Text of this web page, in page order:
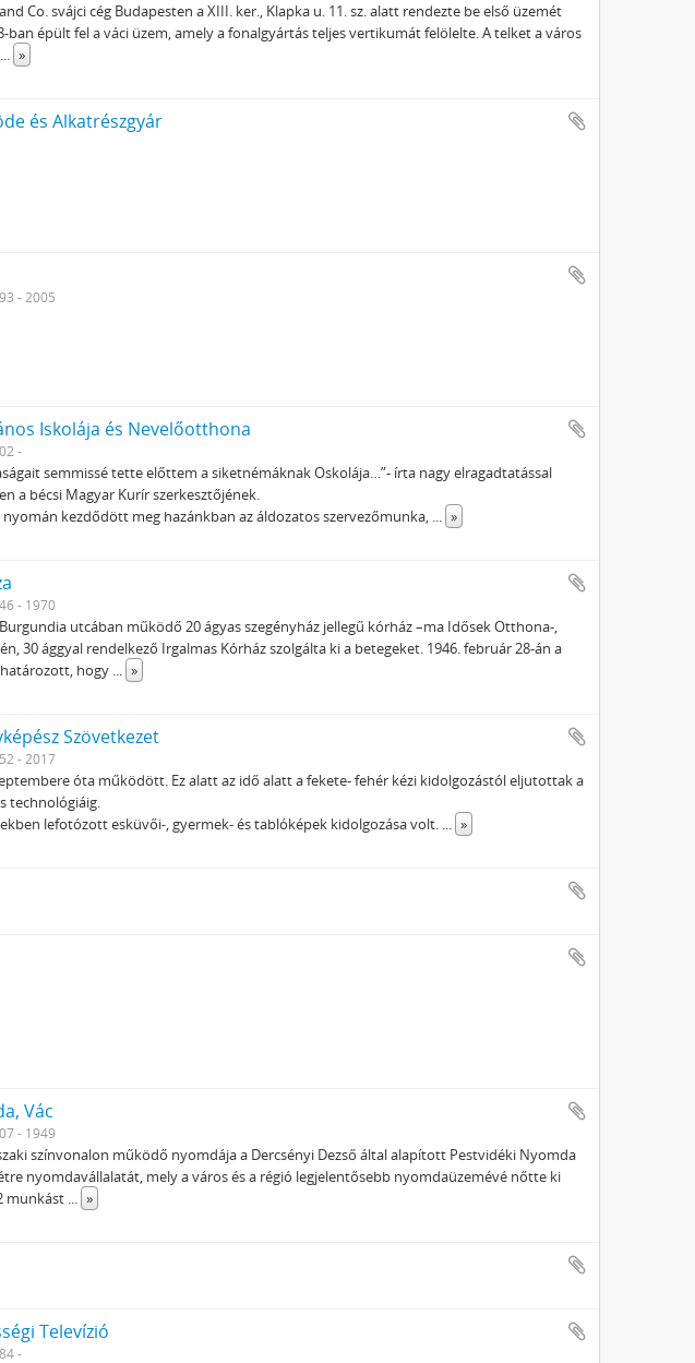
Co. svájci cég Budapesten a XIII. ker., Klapka u. 11. sz. alatt rendezte be első üzemét
ban épült fel a váci üzem, amely a fonalgyártás teljes vertikumát felölelte. A telket a város
... »
és Alkatrészgyár
- 2005
Iskolája és Nevelőotthona
-
semmissé tette előttem a siketnémáknak Oskolája…”- írta nagy elragadtatással
a bécsi Magyar Kurír szerkesztőjének.
nyomán kezdődött meg hazánkban az áldozatos szervezőmunka, ... »
- 1970
utcában működő 20 ágyas szegényház jellegű kórház –ma Idősek Otthona-,
30 ággyal rendelkező Irgalmas Kórház szolgálta ki a betegeket. 1946. február 28-án a
hogy ... »
Szövetkezet
- 2017
óta működött. Ez alatt az idő alatt a fekete- fehér kézi kidolgozástól eljutottak a
technológiáig.
lefotózott esküvői-, gyermek- és tablóképek kidolgozása volt. ... »
Vác
- 1949
színvonalon működő nyomdája a Dercsényi Dezső által alapított Pestvidéki Nyomda
nyomdavállalatát, mely a város és a régió legjelentősebb nyomdaüzemévé nőtte ki
munkást ... »
Televízió
-